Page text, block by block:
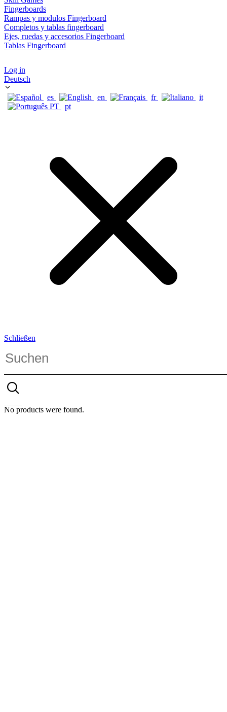
Fingerboards
Rampas y modulos Fingerboard
Completos y tablas fingerboard
Ejes, ruedas y accesorios Fingerboard
Tablas Fingerboard
Log in
Deutsch
es en fr
it
pt
Schließen
No products were found.